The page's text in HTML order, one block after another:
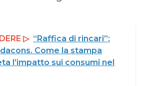
▷ “Raffica di rincari”:
Come la stampa
l’impatto sui consumi nel